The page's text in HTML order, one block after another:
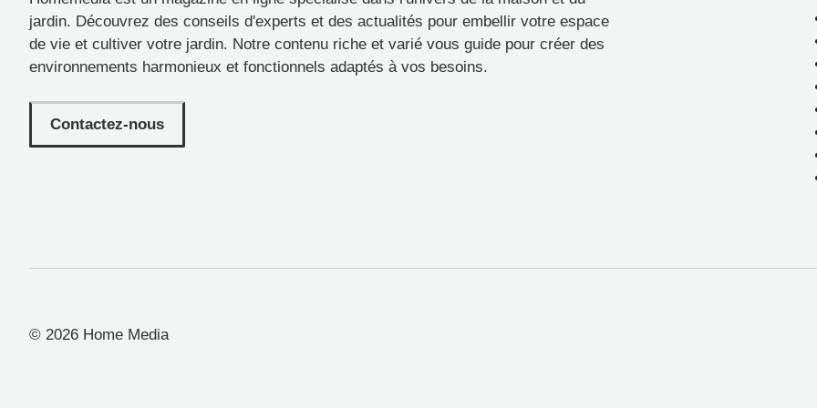
jardin. Découvrez des conseils d'experts et des actualités pour embellir votre espace
de vie et cultiver votre jardin. Notre contenu riche et varié vous guide pour créer des
environnements harmonieux et fonctionnels adaptés à vos besoins.
Contactez-nous
© 2026 Home Media